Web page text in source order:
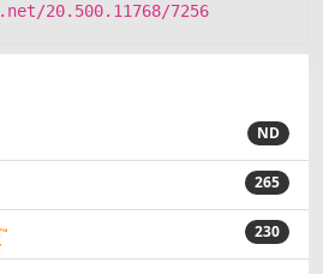
20.500.11768/7256
ND
265
230